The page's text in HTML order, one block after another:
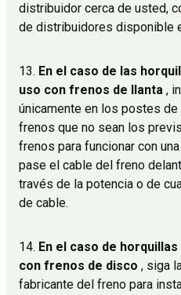
distribuidor cerca de usted,
de distribuidores disponible
13. En el caso de las
uso con frenos de llanta ,
únicamente en los postes
frenos que no sean los
frenos para funcionar con
pase el cable del freno
través de la potencia o de
de cable.
14. En el caso de
con frenos de disco , siga
fabricante del freno para